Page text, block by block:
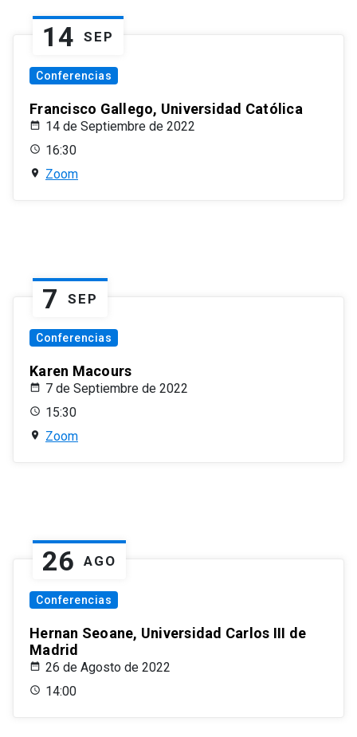
14 SEP
Conferencias
Francisco Gallego, Universidad Católica
14 de Septiembre de 2022
16:30
Zoom
7 SEP
Conferencias
Karen Macours
7 de Septiembre de 2022
15:30
Zoom
26 AGO
Conferencias
Hernan Seoane, Universidad Carlos III de
Madrid
26 de Agosto de 2022
14:00